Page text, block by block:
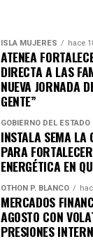
ISLA MUJERES hace
ATENEA
DIRECTA A LAS
NUEVA JORNADA
GENTE”
GOBIERNO DEL ESTADO
INSTALA SEMA LA
PARA
ENERGÉTICA EN
OTHON P. BLANCO
MERCADOS
AGOSTO CON
PRESIONES